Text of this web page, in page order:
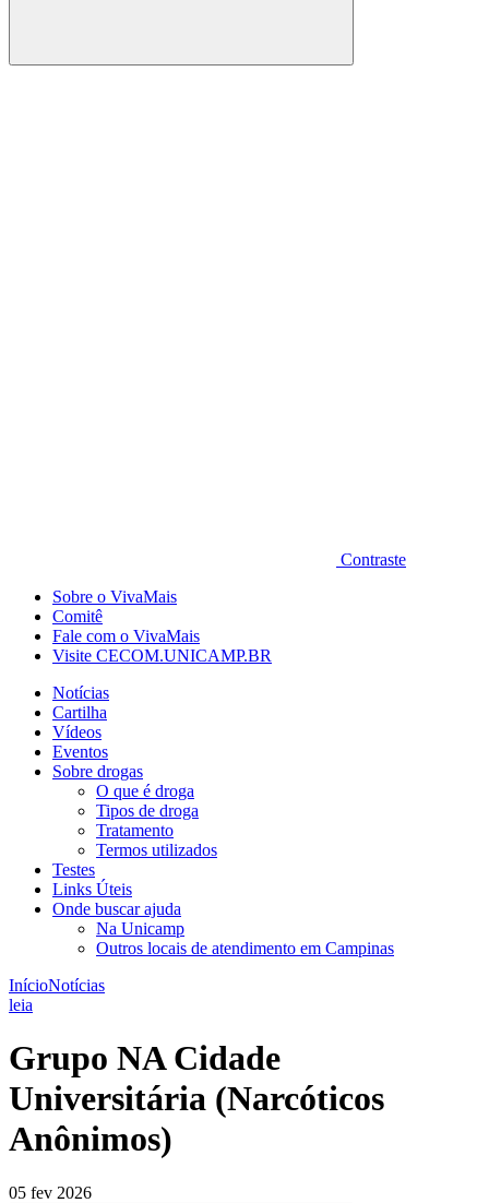
Buscar
Contraste
Sobre o VivaMais
Comitê
Fale com o VivaMais
Visite CECOM.UNICAMP.BR
Notícias
Cartilha
Vídeos
Eventos
Sobre drogas
O que é droga
Tipos de droga
Tratamento
Termos utilizados
Testes
Links Úteis
Onde buscar ajuda
Na Unicamp
Outros locais de atendimento em Campinas
InícioNotícias
leia
Grupo NA Cidade
Universitária (Narcóticos
Anônimos)
05 fev 2026